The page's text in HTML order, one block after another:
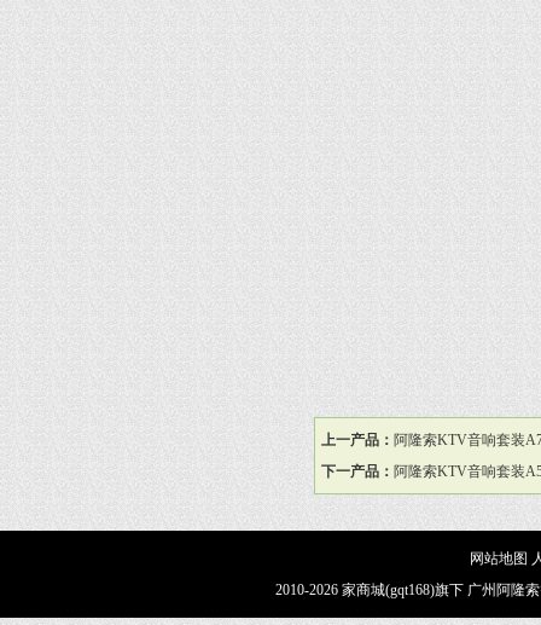
上一产品： 阿隆索KTV音响套装
下一产品： 阿隆索KTV音响套装
网站地图
2010-2026 家商城(gqt168)旗下 广州阿隆